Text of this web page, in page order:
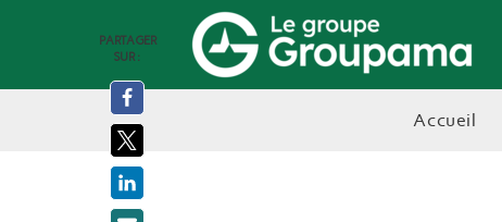
accueil
PARTAGER
SUR :